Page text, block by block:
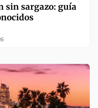
sin sargazo: guía